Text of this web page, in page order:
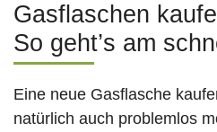
Gasflaschen
So geht’s am
Eine neue Gasflasche
natürlich auch problemlos